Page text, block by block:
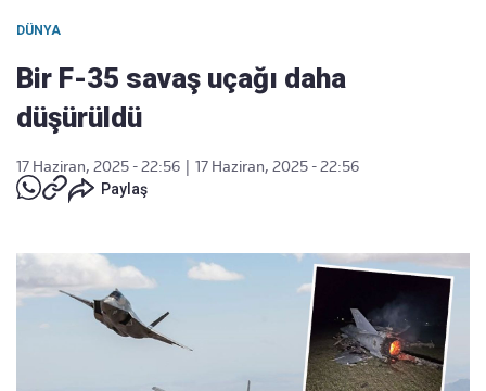
DÜNYA
Bir F-35 savaş uçağı daha
düşürüldü
17 Haziran, 2025 - 22:56
17 Haziran, 2025 - 22:56
Paylaş